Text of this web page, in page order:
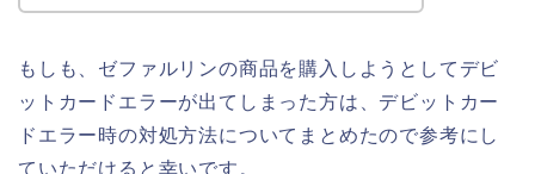
もしも、ゼファルリンの商品を購入しようとしてデビ
ットカードエラーが出てしまった方は、デビットカー
ドエラー時の対処方法についてまとめたので参考にし
ていただけると幸いです。